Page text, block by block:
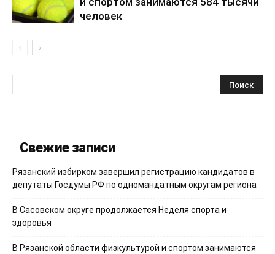
человек
Свежие записи
Рязанский избирком завершил регистрацию кандидатов в
депутаты Госдумы РФ по одномандатным округам региона
В Сасовском округе продолжается Неделя спорта и
здоровья
В Рязанской области физкультурой и спортом занимаются